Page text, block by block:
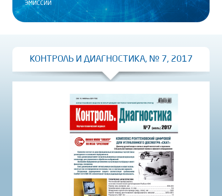
ЭМИССИИ
КОНТРОЛЬ И ДИАГНОСТИКА, № 7, 2017